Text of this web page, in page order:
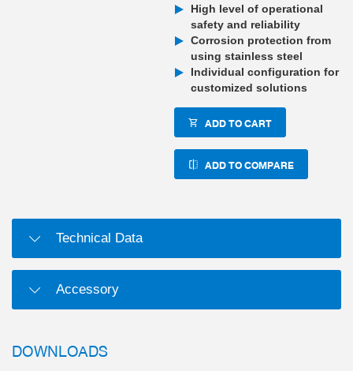
High level of operational
safety and reliability
Corrosion protection from
using stainless steel
Individual configuration for
customized solutions
ADD TO CART
ADD TO COMPARE
Technical Data
Accessory
DOWNLOADS